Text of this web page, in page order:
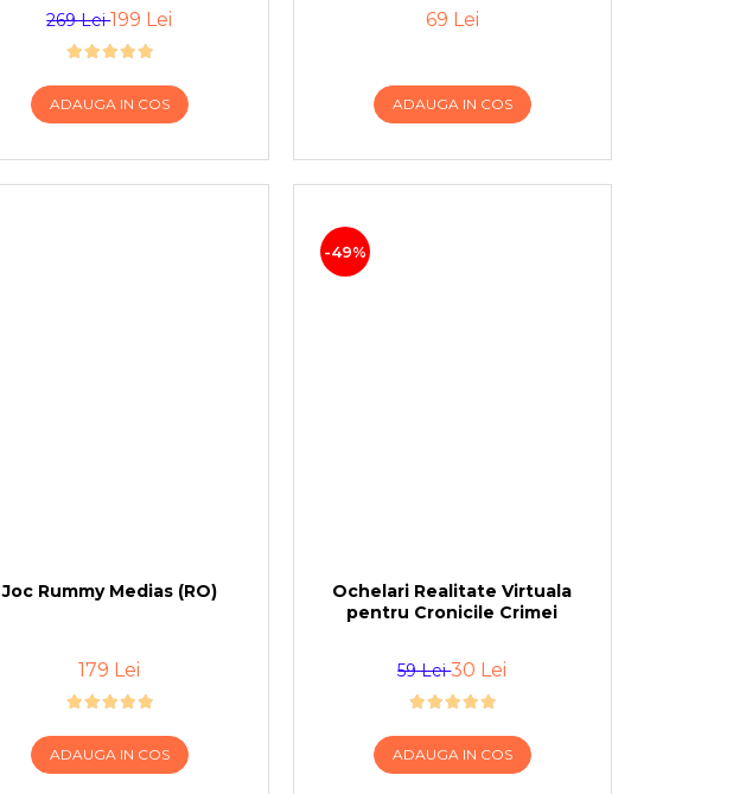
269 Lei199 Lei
ADAUGA IN COS
69 Lei
ADAUGA IN COS
Joc Rummy Medias (RO)
179 Lei
ADAUGA IN COS
-49%
Ochelari Realitate Virtuala
pentru Cronicile Crimei
59 Lei30 Lei
ADAUGA IN COS